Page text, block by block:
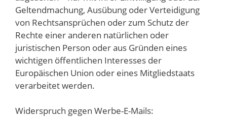
Geltendmachung, Ausübung oder Verteidigung
von Rechtsansprüchen oder zum Schutz der
Rechte einer anderen natürlichen oder
juristischen Person oder aus Gründen eines
wichtigen öffentlichen Interesses der
Europäischen Union oder eines Mitgliedstaats
verarbeitet werden.
Widerspruch gegen Werbe-E-Mails: